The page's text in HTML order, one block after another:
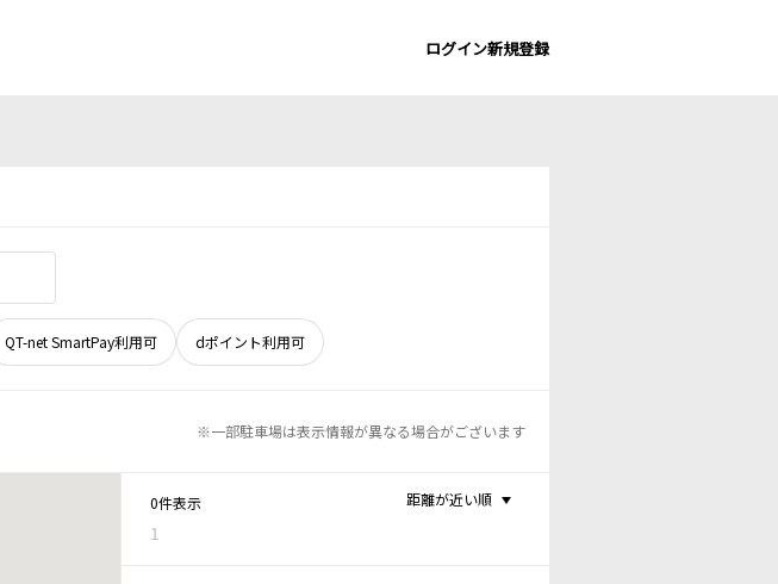
ログイン新規登録
QT-net SmartPay利用可 dポイント利用可
※一部駐車場は表示情報が異なる場合がございます
0件表示
1
距離が近い順